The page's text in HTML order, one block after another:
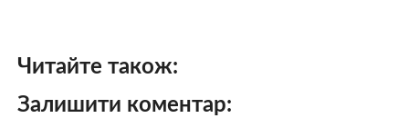
Читайте також:
Залишити коментар: